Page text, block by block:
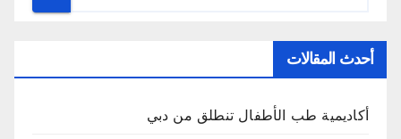
أحدث المقالات
أكاديمية طب الأطفال تنطلق من دبي